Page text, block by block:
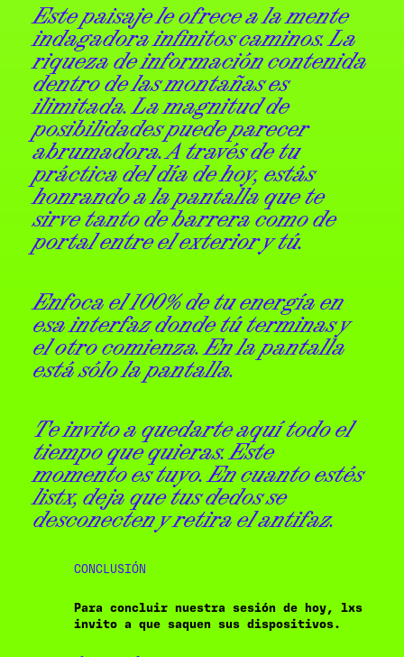
Este paisaje le ofrece a la mente
indagadora infinitos caminos. La
riqueza de información contenida
dentro de las montañas es
ilimitada. La magnitud de
posibilidades puede parecer
abrumadora. A través de tu
práctica del día de hoy, estás
honrando a la pantalla que te
sirve tanto de barrera como de
portal entre el exterior y tú.
Enfoca el 100% de tu energía en
esa interfaz donde tú terminas y
el otro comienza. En la pantalla
está sólo la pantalla.
Te invito a quedarte aquí todo el
tiempo que quieras. Este
momento es tuyo. En cuanto estés
listx, deja que tus dedos se
desconecten y retira el antifaz.
CONCLUSIÓN
Para concluir nuestra sesión de hoy, lxs
invito a que saquen sus dispositivos.